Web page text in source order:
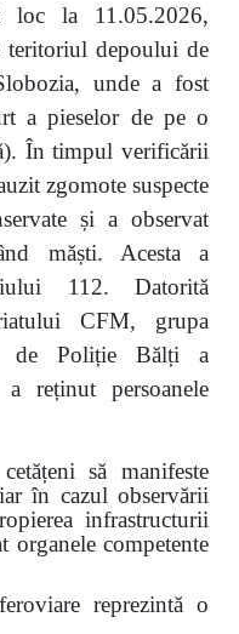
la 11.05.2026,
depoului de
unde a fost
a pieselor de pe o
În timpul verificării
zgomote suspecte
și a observat
măști. Acesta a
112. Datorită
CFM, grupa
de Poliție Bălți a
reținut persoanele
să manifeste
în cazul observării
infrastructurii
organele competente
reprezintă o